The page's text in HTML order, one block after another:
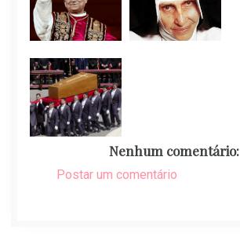
Nenhum comentário:
Postar um comentário